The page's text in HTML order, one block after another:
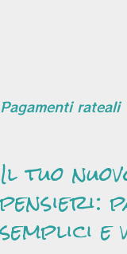
Pagamenti rateali
Il tuo
pensieri:
semplici e